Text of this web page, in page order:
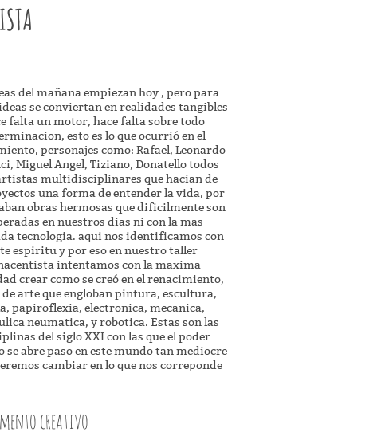
del mañana empiezan hoy , pero para
se conviertan en realidades tangibles
falta un motor, hace falta sobre todo
esto es lo que ocurrió en el
personajes como: Rafael, Leonardo
Miguel Angel, Tiziano, Donatello todos
multidisciplinares que hacian de
una forma de entender la vida, por
obras hermosas que dificilmente son
en nuestros dias ni con la mas
tecnologia. aqui nos identificamos con
espiritu y por eso en nuestro taller
intentamos con la maxima
crear como se creó en el renacimiento,
de arte que engloban pintura, escultura,
papiroflexia, electronica, mecanica,
neumatica, y robotica. Estas son las
del siglo XXI con las que el poder
se abre paso en este mundo tan mediocre
cambiar en lo que nos correponde
creativo